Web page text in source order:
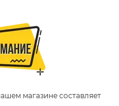
магазине составляет